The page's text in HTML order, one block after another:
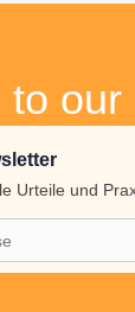
to
Urteile und